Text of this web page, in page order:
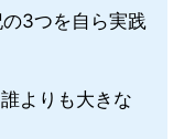
3つを自ら実践
よりも大きな